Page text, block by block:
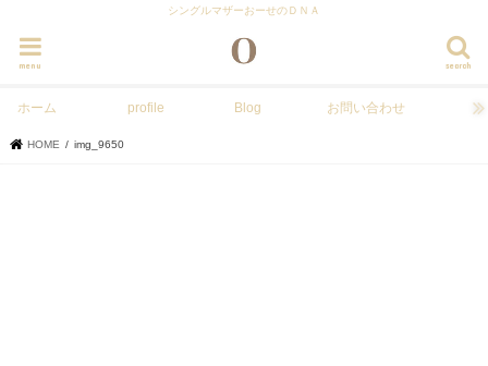
シングルマザーおーせのＤＮＡ
search
menu
ホーム profile Blog お問い合わせ
HOME img_9650